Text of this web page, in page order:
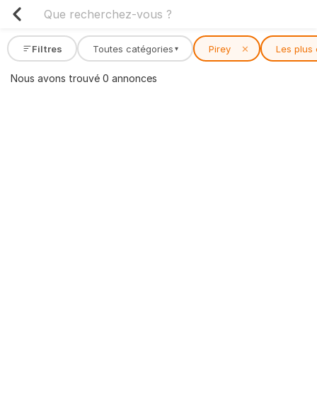
Filtres Toutes catégories ▾ Pirey ✕ Les plus
Nous avons trouvé 0 annonces